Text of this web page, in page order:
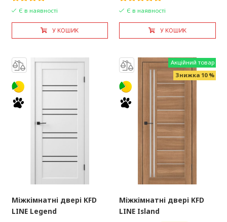
Є в наявності
У КОШИК
Є в наявності
У КОШИК
Міжкімнатні двері KFD
LINE Legend
Акційний товар
Знижка 10 %
Міжкімнатні двері KFD
LINE Island